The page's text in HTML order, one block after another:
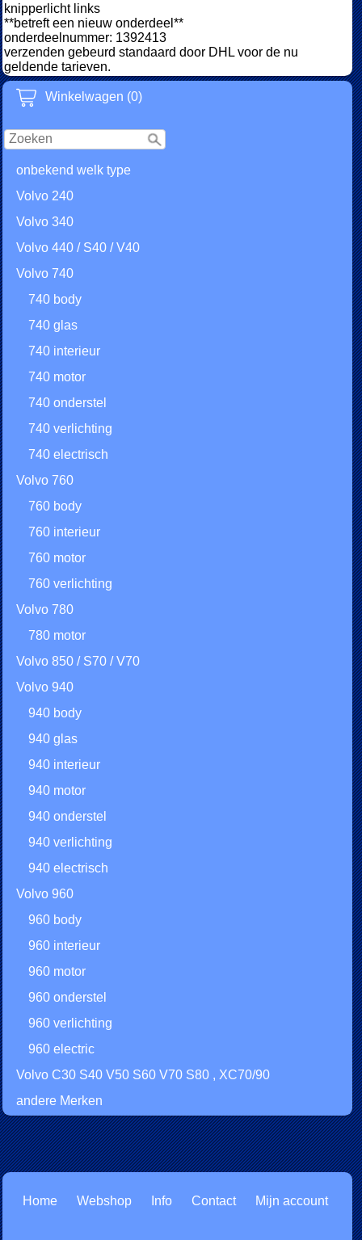
Winkelwagen (0)
onbekend welk type
Volvo 240
Volvo 340
Volvo 440 / S40 / V40
Volvo 740
740 body
740 glas
740 interieur
740 motor
740 onderstel
740 verlichting
740 electrisch
Volvo 760
760 body
760 interieur
760 motor
760 verlichting
Volvo 780
780 motor
Volvo 850 / S70 / V70
Volvo 940
940 body
940 glas
940 interieur
940 motor
940 onderstel
940 verlichting
940 electrisch
Volvo 960
960 body
960 interieur
960 motor
960 onderstel
960 verlichting
960 electric
Volvo C30 S40 V50 S60 V70 S80 , XC70/90
andere Merken
knipperlicht links
**betreft een nieuw onderdeel**
onderdeelnummer: 1392413
verzenden gebeurd standaard door DHL voor de nu
geldende tarieven.
Home Webshop Info Contact Mijn account